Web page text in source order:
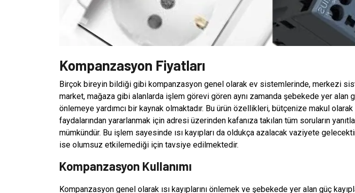
Kompanzasyon Fiyatları
Birçok bireyin bildiği gibi kompanzasyon genel olarak ev sistemlerinde, merkezi
market, mağaza gibi alanlarda işlem görevi gören aynı zamanda şebekede yer alan
önlemeye yardımcı bir kaynak olmaktadır. Bu ürün özellikleri, bütçenize makul
faydalarından yararlanmak için adresi üzerinden kafanıza takılan tüm soruların
mümkündür. Bu işlem sayesinde ısı kayıpları da oldukça azalacak vaziyete
ise olumsuz etkilemediği için tavsiye edilmektedir.
Kompanzasyon Kullanımı
Kompanzasyon genel olarak ısı kayıplarını önlemek ve şebekede yer alan güç